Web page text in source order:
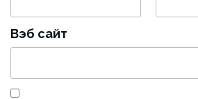
Вэб сайт